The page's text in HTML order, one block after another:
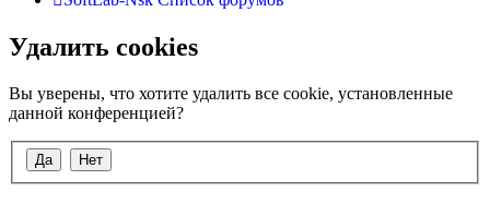
Удалить cookies
Вы уверены, что хотите удалить все cookie, установленные
данной конференцией?